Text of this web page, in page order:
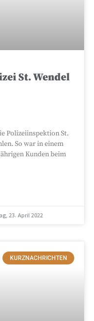
St. Wendel
Polizeiinspektion St.
So war in einem
Kunden beim
23. April 2022
KURZNACHRICHTEN